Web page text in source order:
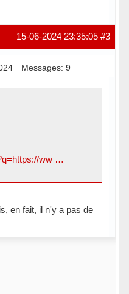
#3
15-06-2024 23:35:05
Messages: 9
ww …
en fait, il n'y a pas de